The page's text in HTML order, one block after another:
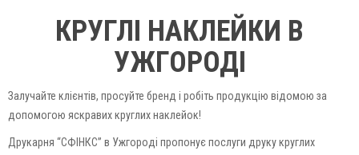
КРУГЛІ НАКЛЕЙКИ В
УЖГОРОДІ
Залучайте клієнтів, просуйте бренд і робіть продукцію відомою за
допомогою яскравих круглих наклейок!
Друкарня “СФІНКС” в Ужгороді пропонує послуги друку круглих